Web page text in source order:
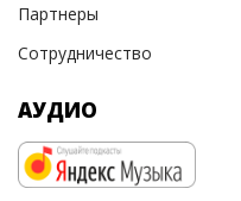
Партнеры
Сотрудничество
АУДИО